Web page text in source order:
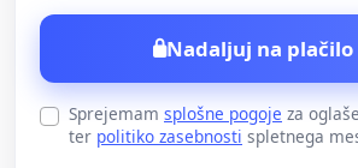
Nadaljuj na plačilo
Sprejemam splošne pogoje za
ter politiko zasebnosti spletnega